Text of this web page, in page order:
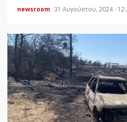
newsroom 31 Αυγούστου, 2024 -